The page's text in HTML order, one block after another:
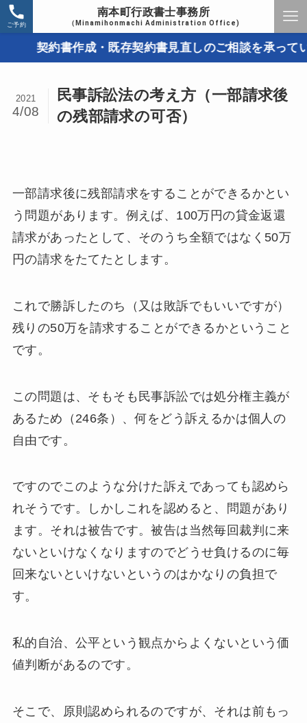
南本町行政書士事務所
（Minamihonmachi Administration Office)
ご予約
契約書作成・既存契約書見直しのご相談を承ってい
民事訴訟法の考え方（一部請求後
の残部請求の可否）
2021
4/08
一部請求後に残部請求をすることができるかとい
う問題があります。例えば、100万円の貸金返還
請求があったとして、そのうち全額ではなく50万
円の請求をたてたとします。
これで勝訴したのち（又は敗訴でもいいですが）
残りの50万を請求することができるかということ
です。
この問題は、そもそも民事訴訟では処分権主義が
あるため（246条）、何をどう訴えるかは個人の
自由です。
ですのでこのような分けた訴えであっても認めら
れそうです。しかしこれを認めると、問題があり
ます。それは被告です。被告は当然毎回裁判に来
ないといけなくなりますのでどうせ負けるのに毎
回来ないといけないというのはかなりの負担で
す。
私的自治、公平という観点からよくないという価
値判断があるのです。
そこで、原則認められるのですが、それは前もっ